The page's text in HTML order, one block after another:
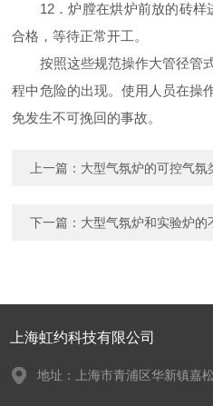
12．炉膛在烘炉前放的砖样
合格，等待正常开工。
按照这些规范操作大管径管
程中危险的出现。使用人员在操
免发生不可挽回的事故。
上一篇： 大型气氛炉的可控气氛
下一篇： 大型气氛炉和实验炉的
上海虹约科技有限公司
地址：上海市青浦区华新镇嘉